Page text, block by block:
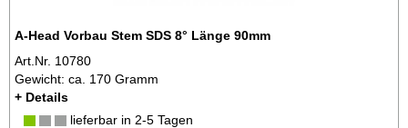
A-Head Vorbau Stem SDS 8° Länge 90mm
Art.Nr. 10780
Gewicht: ca. 170 Gramm
+ Details
lieferbar in 2-5 Tagen